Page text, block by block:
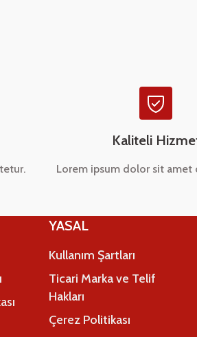
Kaliteli
Lorem ipsum dolor sit amet
YASAL
Kullanım Şartları
Ticari Marka ve Telif
Hakları
Çerez Politikası